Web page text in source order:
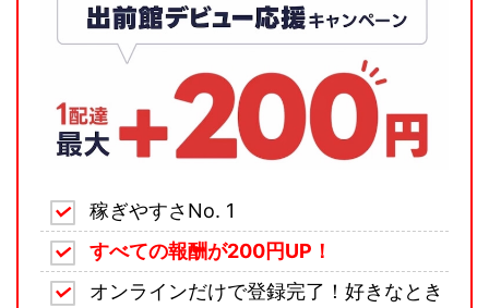
稼ぎやすさNo. 1
すべての報酬が200円UP！
オンラインだけで登録完了！好きなとき